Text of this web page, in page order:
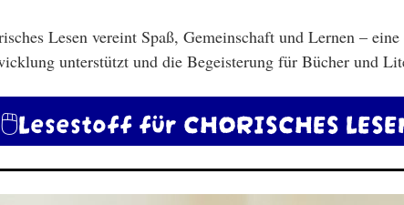
Lesen vereint Spaß, Gemeinschaft und Lernen –
unterstützt und die Begeisterung für Bücher und
🖱️Lesestoff für CHORISCHES